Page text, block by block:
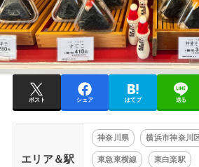
ポスト シェア はてブ 送る
エリア＆駅
神奈川県 横浜市神奈川
東急東横線 東白楽駅